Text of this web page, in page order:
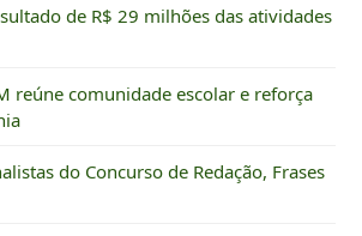
de R$ 29 milhões das atividades
reúne comunidade escolar e reforça
do Concurso de Redação, Frases